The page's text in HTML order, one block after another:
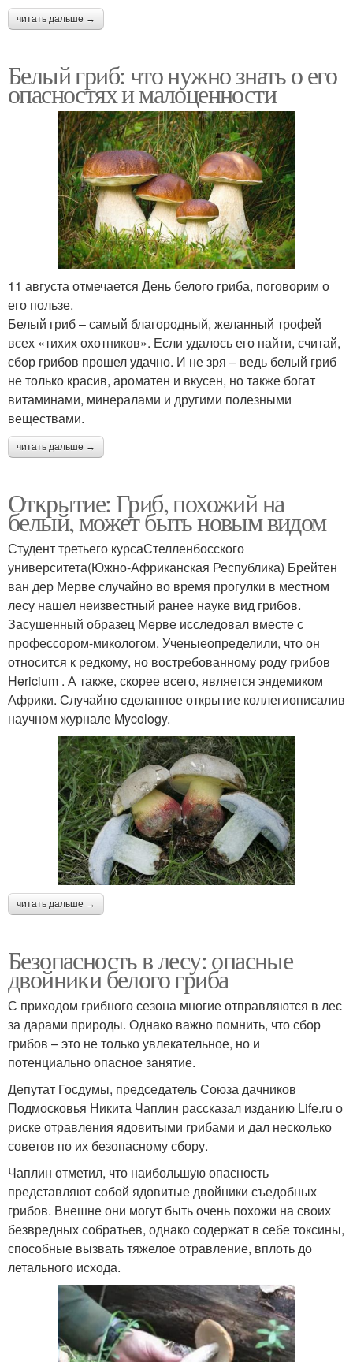
читать дальше →
Белый гриб: что нужно знать о его
опасностях и малоценности
11 августа отмечается День белого гриба, поговорим о
его пользе.
Белый гриб – самый благородный, желанный трофей
всех «тихих охотников». Если удалось его найти, считай,
сбор грибов прошел удачно. И не зря – ведь белый гриб
не только красив, ароматен и вкусен, но также богат
витаминами, минералами и другими полезными
веществами.
читать дальше →
Открытие: Гриб, похожий на
белый, может быть новым видом
Студент третьего курсаСтелленбосского
университета(Южно-Африканская Республика) Брейтен
ван дер Мерве случайно во время прогулки в местном
лесу нашел неизвестный ранее науке вид грибов.
Засушенный образец Мерве исследовал вместе с
профессором-микологом. Ученыеопределили, что он
относится к редкому, но востребованному роду грибов
Hericium . А также, скорее всего, является эндемиком
Африки. Случайно сделанное открытие коллегиописалив
научном журнале Mycology.
читать дальше →
Безопасность в лесу: опасные
двойники белого гриба
С приходом грибного сезона многие отправляются в лес
за дарами природы. Однако важно помнить, что сбор
грибов – это не только увлекательное, но и
потенциально опасное занятие.
Депутат Госдумы, председатель Союза дачников
Подмосковья Никита Чаплин рассказал изданию Life.ru о
риске отравления ядовитыми грибами и дал несколько
советов по их безопасному сбору.
Чаплин отметил, что наибольшую опасность
представляют собой ядовитые двойники съедобных
грибов. Внешне они могут быть очень похожи на своих
безвредных собратьев, однако содержат в себе токсины,
способные вызвать тяжелое отравление, вплоть до
летального исхода.